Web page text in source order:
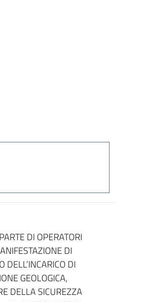
DI OPERATORI
DI
DELL’INCARICO DI
GEOLOGICA,
DELLA SICUREZZA